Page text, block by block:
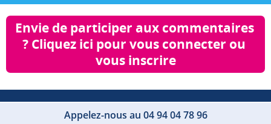
Envie de participer aux commentaires
? Cliquez ici pour vous connecter ou
vous inscrire
Appelez-nous au 04 94 04 78 96